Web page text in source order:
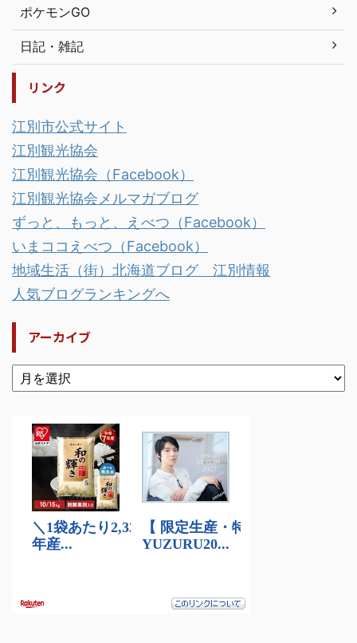
ポケモンGO
日記・雑記
リンク
江別市公式サイト
江別観光協会
江別観光協会（Facebook）
江別観光協会メルマガブログ
ずっと、もっと、えべつ（Facebook）
いまココえべつ（Facebook）
地域生活（街）北海道ブログ 江別情報
人気ブログランキングへ
アーカイブ